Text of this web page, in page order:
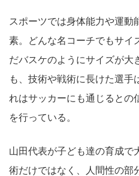
スポーツでは身体能力や運動
素。どんな名コーチでもサイ
だバスケのようにサイズが大
も、技術や戦術に長けた選手
れはサッカーにも通じるとの
を行っている。
山田代表が子ども達の育成で
術だけではなく、人間性の部